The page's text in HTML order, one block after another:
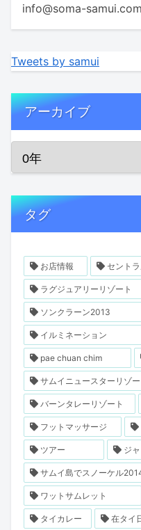
info@soma-samui.com
Tweets by samui
アーカイブ
タグ
お店情報 セント
ラグジュアリーリゾート
ソンクラーン2013
イルミネーション
pae chuan chim
サムイニュースターリゾー
バーンタレーリゾート
フットマッサージ
ツアー ジ
サムイ島でスノーケル
ワットサムレット
タイカレー 在タイ